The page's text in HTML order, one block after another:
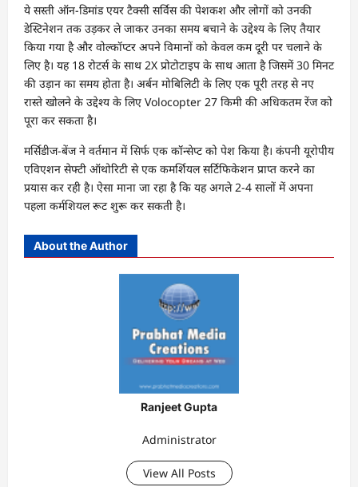
ये सस्ती ऑन-डिमांड एयर टैक्सी सर्विस की पेशकश और लोगों को उनकी
डेस्टिनेशन तक उड़कर ले जाकर उनका समय बचाने के उद्देश्य के लिए तैयार
किया गया है और वोल्कॉप्टर अपने विमानों को केवल कम दूरी पर चलाने के
लिए है। यह 18 रोटर्स के साथ 2X प्रोटोटाइप के साथ आता है जिसमें 30 मिनट
की उड़ान का समय होता है। अर्बन मोबिलिटी के लिए एक पूरी तरह से नए
रास्ते खोलने के उद्देश्य के लिए Volocopter 27 किमी की अधिकतम रेंज को
पूरा कर सकता है।
मर्सिडीज-बेंज ने वर्तमान में सिर्फ एक कॉन्सेप्ट को पेश किया है। कंपनी यूरोपीय
एविएशन सेफ्टी ऑथोरिटी से एक कमर्शियल सर्टिफिकेशन प्राप्त करने का
प्रयास कर रही है। ऐसा माना जा रहा है कि यह अगले 2-4 सालों में अपना
पहला कर्मशियल रूट शुरू कर सकती है।
About the Author
Ranjeet Gupta
Administrator
View All Posts